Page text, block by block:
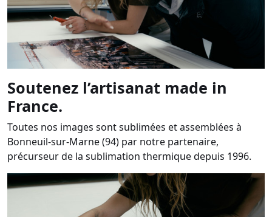
Soutenez l’artisanat made in
France.
Toutes nos images sont sublimées et assemblées à
Bonneuil-sur-Marne (94) par notre partenaire,
précurseur de la sublimation thermique depuis 1996.